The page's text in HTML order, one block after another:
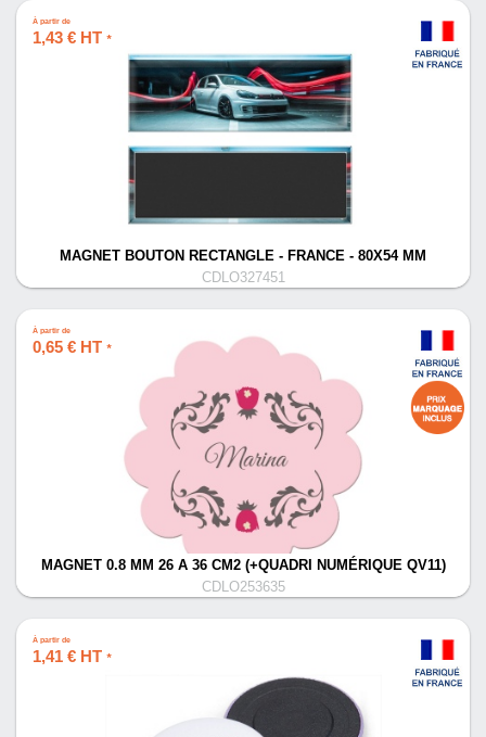
À partir de
1,43 € HT *
MAGNET BOUTON RECTANGLE - FRANCE - 80X54 MM
CDLO327451
À partir de
0,65 € HT *
MAGNET 0.8 MM 26 A 36 CM2 (+QUADRI NUMÉRIQUE QV11)
CDLO253635
À partir de
1,41 € HT *